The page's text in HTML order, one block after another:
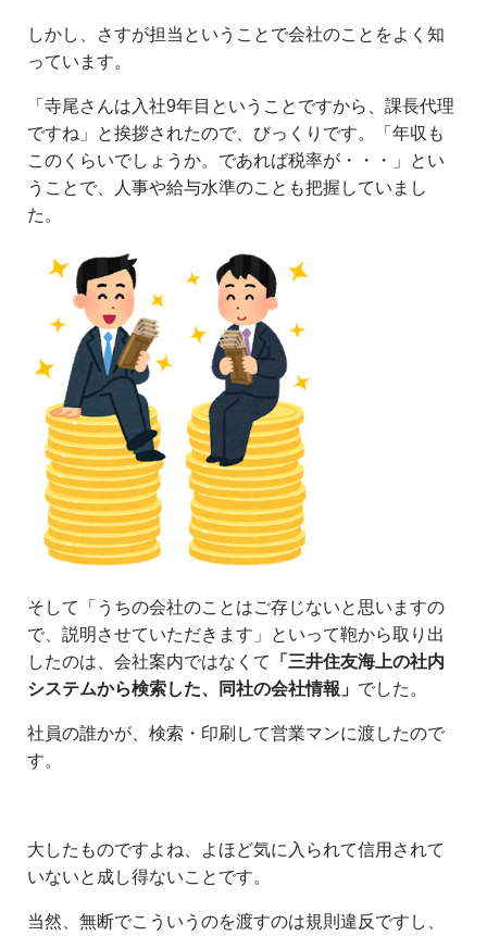
しかし、さすが担当ということで会社のことをよく知
っています。
「寺尾さんは入社9年目ということですから、課長代理
ですね」と挨拶されたので、びっくりです。「年収も
このくらいでしょうか。であれば税率が・・・」とい
うことで、人事や給与水準のことも把握していまし
た。
そして「うちの会社のことはご存じないと思いますの
で、説明させていただきます」といって鞄から取り出
したのは、会社案内ではなくて
「三井住友海上の社内
システムから検索した、同社の会社情報」 でした。
社員の誰かが、検索・印刷して営業マンに渡したので
す。
大したものですよね、よほど気に入られて信用されて
いないと成し得ないことです。
当然、無断でこういうのを渡すのは規則違反ですし、